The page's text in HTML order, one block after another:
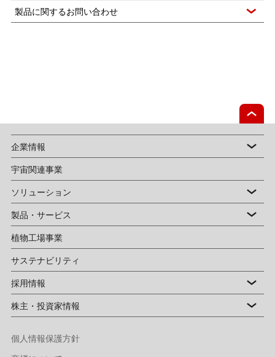
製品に関するお問い合わせ
企業情報
宇宙関連事業
ソリューション
製品・サービス
植物工場事業
サステナビリティ
採用情報
株主・投資家情報
個人情報保護方針